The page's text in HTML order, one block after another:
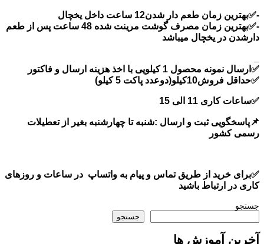
-✅بهترین زمان طعم دار شدن12 ساعت داخل یخچال
-✅بهترین زمان مصرف گوشت مرینت شده 48 ساعت پس از طعم
دارشدن در یخچال میباشد
✅ارسال نمونه محصول 1 کیلویی با اخذ هزینه ارسال و فاکتور
✅حداقل فروش10کیلو(دوعدد پاکت 5 کیلو)
✅ساعات کاری 11 الی 15
📌پاسخگویی ثبت و ارسال :شنبه تا چهارشنبه بغیر از تعطیلات
رسمی کشور
✅برای خرید از طریق تماس و پیام به واتساپ در ساعات و روزهای
کاری در ارتباط باشید
جستجو
جستجو
آخرین آموزش ها